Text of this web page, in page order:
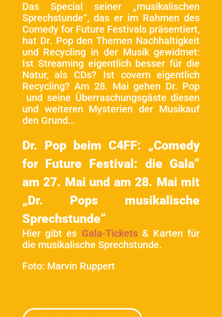
Das Special seiner „musikalischen
Sprechstunde“, das er im Rahmen des
Comedy for Future Festivals präsentiert,
hat Dr. Pop den Themen Nachhaltigkeit
und Recycling in der Musik gewidmet:
Ist Streaming eigentlich besser für die
Natur, als CDs? Ist covern eigentlich
Recycling? Am 28. Mai gehen Dr. Pop
und seine Überraschungsgäste diesen
und weiteren Mysterien der Musikauf
den Grund…
Dr. Popbeim C4FF: „Comedy
for Future Festival: die Gala“
am 27. Mai und am 28. Mai mit
„Dr. Pops musikalische
Sprechstunde“
Hier gibt es Gala-Tickets& Karten für
die musikalische Sprechstunde.
Foto: Marvin Ruppert